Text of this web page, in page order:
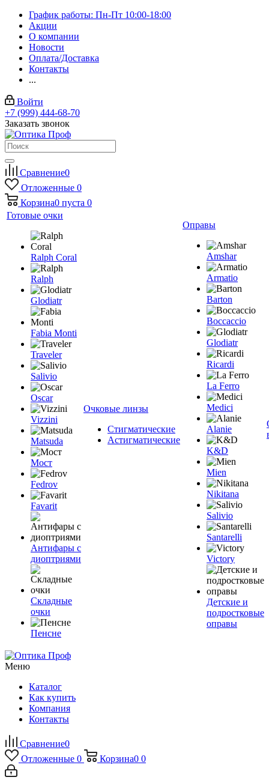
График работы: Пн-Пт 10:00-18:00
Акции
О компании
Новости
Оплата/Доставка
Контакты
...
Войти
+7 (999) 444-68-70
Заказать звонок
Сравнение0
Отложенные 0
Корзина0 пуста 0
Готовые очки
Ralph Coral
Ralph
Glodiatr
Fabia Monti
Traveler
Salivio
Oscar
Vizzini
Matsuda
Мост
Fedrov
Favarit
Антифары с
диоптриями
Складные
очки
Пенсне
Очковые линзы
Стигматические
Астигматические
Оправы
Amshar
Armatio
Barton
Boccaccio
Glodiatr
Ricardi
La Ferro
Medici
Alanie
K&D
Mien
Nikitana
Salivio
Santarelli
Victory
Детские и
подростковые
оправы
Меню
Каталог
Как купить
Компания
Контакты
Сравнение0
Отложенные 0 Корзина0 0